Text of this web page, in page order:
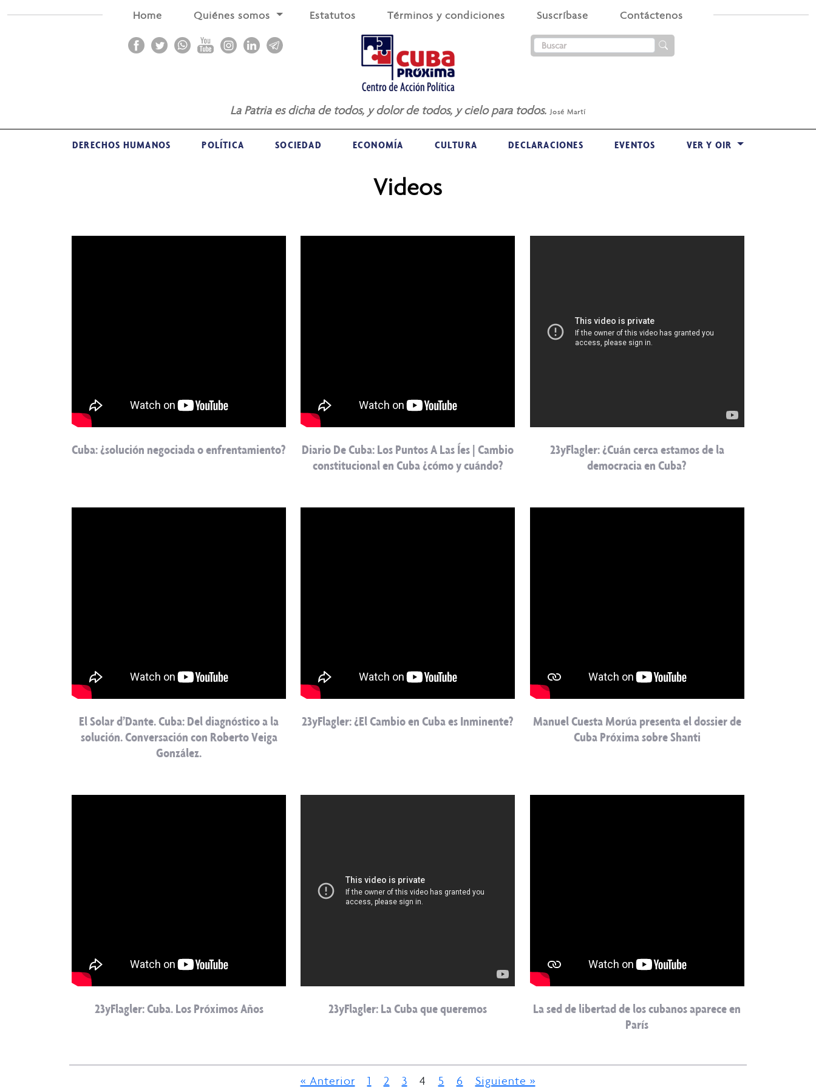
Home Quiénes somos Estatutos Términos y condiciones Suscríbase Contáctenos
La Patria es dicha de todos, y dolor de todos, y cielo para todos. José Martí
DERECHOS HUMANOS POLÍTICA SOCIEDAD ECONOMÍA CULTURA DECLARACIONES EVENTOS VER Y OIR
Videos
Cuba: ¿solución negociada o enfrentamiento?
Diario De Cuba: Los Puntos A Las Íes | Cambio
constitucional en Cuba ¿cómo y cuándo?
23yFlagler: ¿Cuán cerca estamos de la
democracia en Cuba?
El Solar d’Dante. Cuba: Del diagnóstico a la
solución. Conversación con Roberto Veiga
González.
23yFlagler: ¿El Cambio en Cuba es Inminente?
Manuel Cuesta Morúa presenta el dossier de
Cuba Próxima sobre Shanti
23yFlagler: Cuba. Los Próximos Años 23yFlagler: La Cuba que queremos
La sed de libertad de los cubanos aparece en
París
« Anterior 1 2 3 4 5 6 Siguiente »